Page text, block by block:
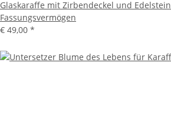
Glaskaraffe mit Zirbendeckel und
Fassungsvermögen
€ 49,00 *